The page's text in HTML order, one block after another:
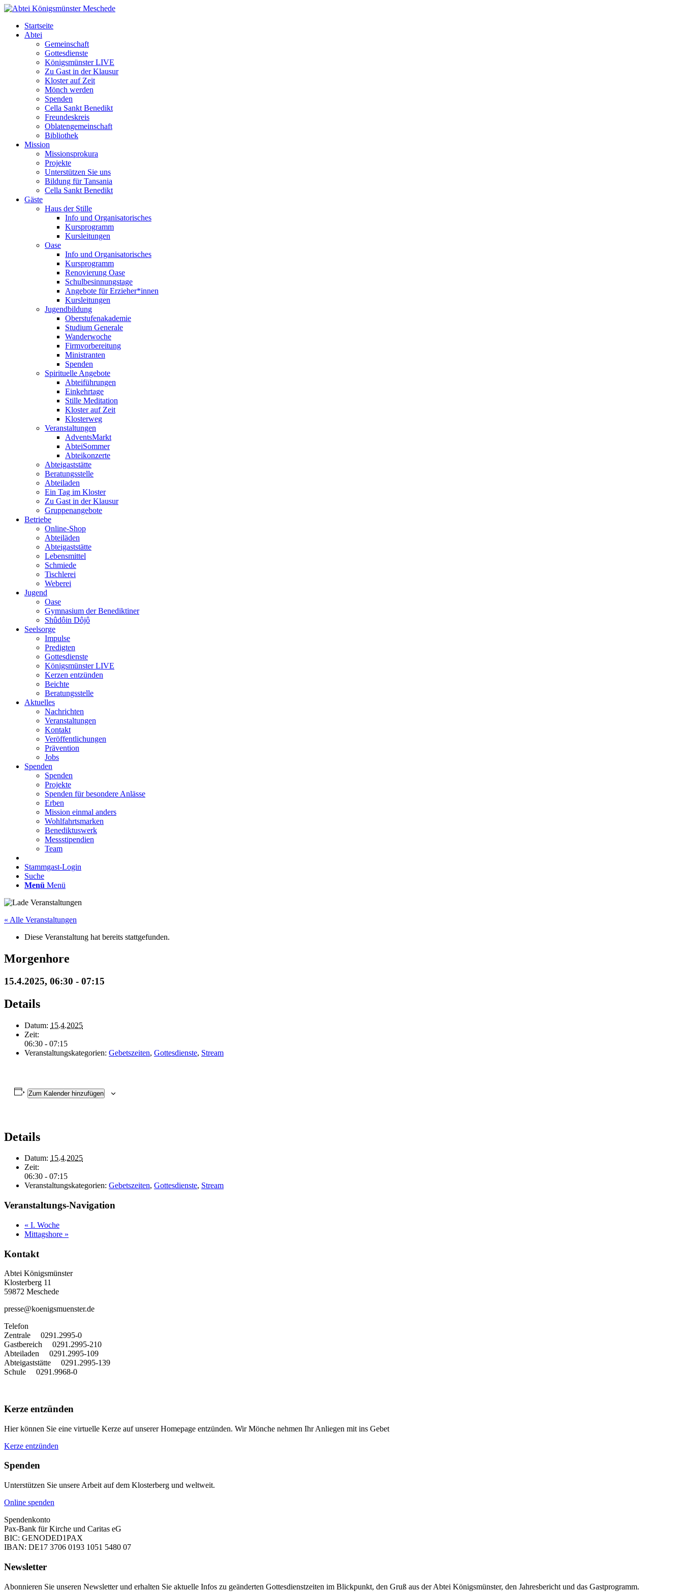
Startseite
Abtei
Gemeinschaft
Gottesdienste
Königsmünster LIVE
Zu Gast in der Klausur
Kloster auf Zeit
Mönch werden
Spenden
Cella Sankt Benedikt
Freundeskreis
Oblatengemeinschaft
Bibliothek
Mission
Missionsprokura
Projekte
Unterstützen Sie uns
Bildung für Tansania
Cella Sankt Benedikt
Gäste
Haus der Stille
Info und Organisatorisches
Kursprogramm
Kursleitungen
Oase
Info und Organisatorisches
Kursprogramm
Renovierung Oase
Schulbesinnungstage
Angebote für Erzieher*innen
Kursleitungen
Jugendbildung
Oberstufenakademie
Studium Generale
Wanderwoche
Firmvorbereitung
Ministranten
Spenden
Spirituelle Angebote
Abteiführungen
Einkehrtage
Stille Meditation
Kloster auf Zeit
Klosterweg
Veranstaltungen
AdventsMarkt
AbteiSommer
Abteikonzerte
Abteigaststätte
Beratungsstelle
Abteiladen
Ein Tag im Kloster
Zu Gast in der Klausur
Gruppenangebote
Betriebe
Online-Shop
Abteiläden
Abteigaststätte
Lebensmittel
Schmiede
Tischlerei
Weberei
Jugend
Oase
Gymnasium der Benediktiner
Shûdôin Dôjô
Seelsorge
Impulse
Predigten
Gottesdienste
Königsmünster LIVE
Kerzen entzünden
Beichte
Beratungsstelle
Aktuelles
Nachrichten
Veranstaltungen
Kontakt
Veröffentlichungen
Prävention
Jobs
Spenden
Spenden
Projekte
Spenden für besondere Anlässe
Erben
Mission einmal anders
Wohlfahrtsmarken
Benediktuswerk
Messstipendien
Team
Stammgast-Login
Suche
Menü Menü
« Alle Veranstaltungen
Diese Veranstaltung hat bereits stattgefunden.
Morgenhore
15.4.2025, 06:30 - 07:15
Details
Datum: 15.4.2025
Zeit:
06:30 - 07:15
Veranstaltungskategorien: Gebetszeiten, Gottesdienste, Stream
Zum Kalender hinzufügen
Details
Datum: 15.4.2025
Zeit:
06:30 - 07:15
Veranstaltungskategorien: Gebetszeiten, Gottesdienste, Stream
Veranstaltungs-Navigation
« I. Woche
Mittagshore »
Kontakt
Abtei Königsmünster
Klosterberg 11
59872 Meschede
presse@koenigsmuenster.de
Telefon
Zentrale 0291.2995-0
Gastbereich 0291.2995-210
Abteiladen 0291.2995-109
Abteigaststätte 0291.2995-139
Schule 0291.9968-0
Kerze entzünden
Hier können Sie eine virtuelle Kerze auf unserer Homepage entzünden. Wir Mönche nehmen Ihr Anliegen mit ins Gebet
Kerze entzünden
Spenden
Unterstützen Sie unsere Arbeit auf dem Klosterberg und weltweit.
Online spenden
Spendenkonto
Pax-Bank für Kirche und Caritas eG
BIC: GENODED1PAX
IBAN: DE17 3706 0193 1051 5480 07
Newsletter
Abonnieren Sie unseren Newsletter und erhalten Sie aktuelle Infos zu geänderten Gottesdienstzeiten im Blickpunkt, den Gruß aus der Abtei Königsmünster, den Jahresbericht und das Gastprogramm.